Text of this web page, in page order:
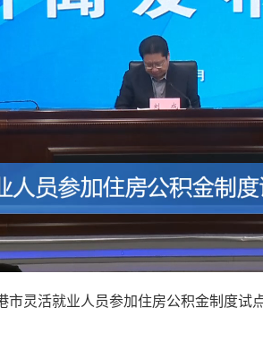
市灵活就业人员参加住房公积金制度试